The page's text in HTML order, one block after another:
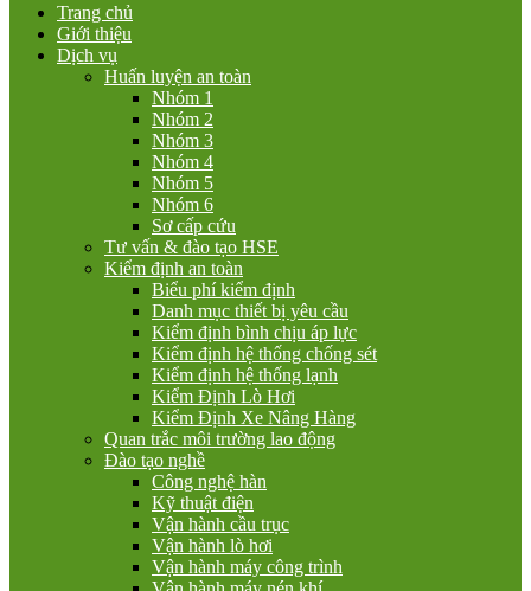
Trang chủ
Giới thiệu
Dịch vụ
Huấn luyện an toàn
Nhóm 1
Nhóm 2
Nhóm 3
Nhóm 4
Nhóm 5
Nhóm 6
Sơ cấp cứu
Tư vấn & đào tạo HSE
Kiểm định an toàn
Biểu phí kiểm định
Danh mục thiết bị yêu cầu
Kiểm định bình chịu áp lực
Kiểm định hệ thống chống sét
Kiểm định hệ thống lạnh
Kiểm Định Lò Hơi
Kiểm Định Xe Nâng Hàng
Quan trắc môi trường lao động
Đào tạo nghề
Công nghệ hàn
Kỹ thuật điện
Vận hành cầu trục
Vận hành lò hơi
Vận hành máy công trình